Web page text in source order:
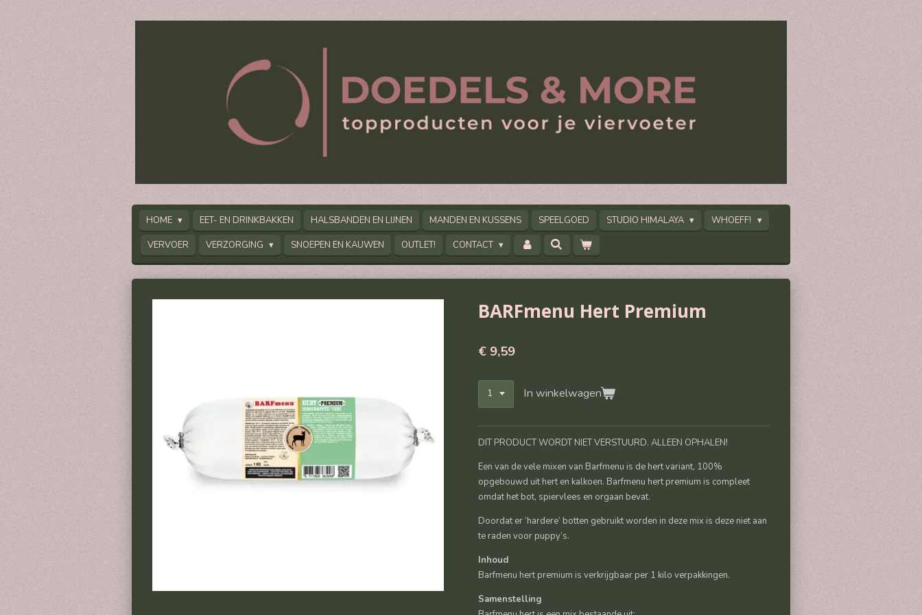
HOME EET- EN DRINKBAKKEN HALSBANDEN EN LIJNEN MANDEN EN KUSSENS SPEELGOED STUDIO HIMALAYA
WHOEFF!
VERVOER
VERZORGING SNOEPEN EN KAUWEN OUTLET! CONTACT
BARFmenu Hert Premium
€ 9,59
In winkelwagen
DIT PRODUCT WORDT NIET VERSTUURD. ALLEEN OPHALEN!
Een van de vele mixen van Barfmenu is de hert variant, 100%
opgebouwd uit hert en kalkoen. Barfmenu hert premium is compleet
omdat het bot, spiervlees en orgaan bevat.
Doordat er ‘hardere’ botten gebruikt worden in deze mix is deze niet aan
te raden voor puppy’s.
Inhoud
Barfmenu hert premium is verkrijgbaar per 1 kilo verpakkingen.
Samenstelling